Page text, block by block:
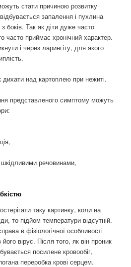
стати причиною розвитку
запалення і пухлина
боків. Так як діти дуже часто
часто приймає хронічний характер.
і через ларингіту, для якого
дихати над картоплею при нежиті.
представленого симптому можуть
речовинами,
таку картинку, коли на
то підйом температури відсутній.
в фізіологічної особливості
вірус. Після того, як він проник
посилене кровообіг,
переробка крові серцем.